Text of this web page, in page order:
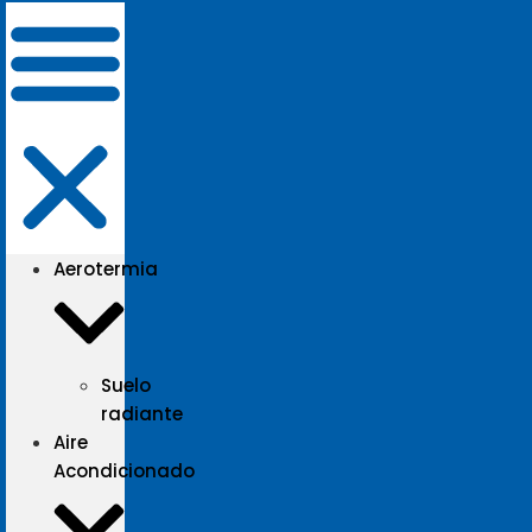
Aerotermia
Suelo
radiante
Aire
Acondicionado